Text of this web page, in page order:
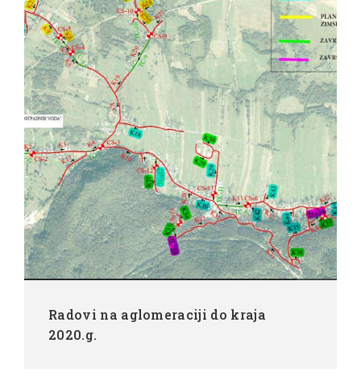
Radovi na aglomeraciji do kraja
2020.g.